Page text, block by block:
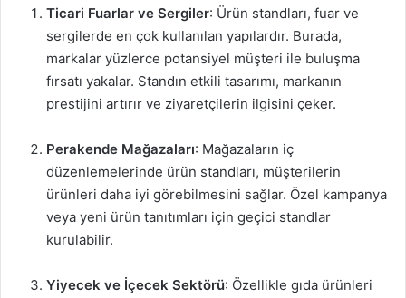
Ticari Fuarlar ve Sergiler: Ürün standları, fuar ve
sergilerde en çok kullanılan yapılardır. Burada,
markalar yüzlerce potansiyel müşteri ile buluşma
fırsatı yakalar. Standın etkili tasarımı, markanın
prestijini artırır ve ziyaretçilerin ilgisini çeker.
Perakende Mağazaları: Mağazaların iç
düzenlemelerinde ürün standları, müşterilerin
ürünleri daha iyi görebilmesini sağlar. Özel kampanya
veya yeni ürün tanıtımları için geçici standlar
kurulabilir.
Yiyecek ve İçecek Sektörü: Özellikle gıda ürünleri